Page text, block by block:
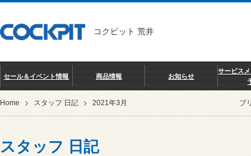
コクピット 荒井
セール＆イベント情報 商品情報 お知らせ
サービス
Home スタッフ 日記 2021年3月 ブ
スタッフ 日記